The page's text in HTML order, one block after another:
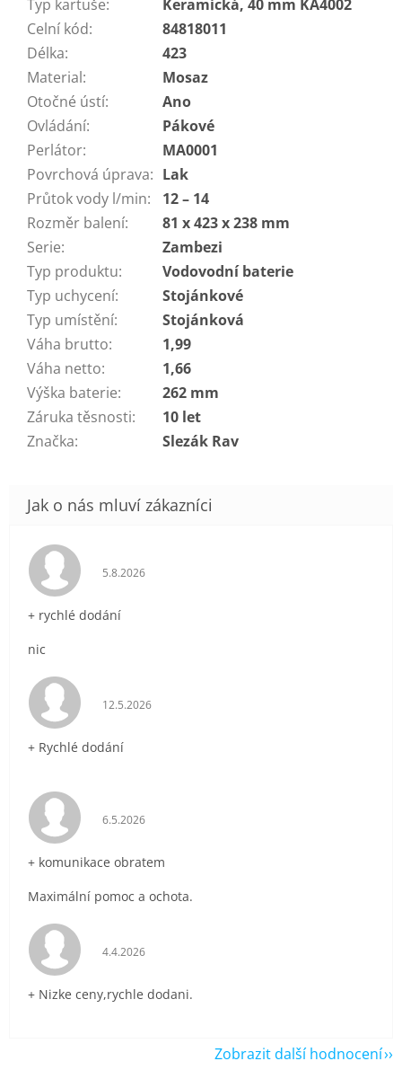
Typ kartuše:
Keramická, 40 mm KA4002
Celní kód:
84818011
Délka:
423
Material:
Mosaz
Otočné ústí:
Ano
Ovládání:
Pákové
Perlátor:
MA0001
Povrchová úprava: Lak
Průtok vody l/min:
12 – 14
Rozměr balení:
81 x 423 x 238 mm
Serie:
Zambezi
Typ produktu:
Vodovodní baterie
Typ uchycení:
Stojánkové
Typ umístění:
Stojánková
Váha brutto:
1,99
Váha netto:
1,66
Výška baterie:
262 mm
Záruka těsnosti:
10 let
Značka: Slezák Rav
Hodnocení obchodu je 5 z 5 hvězdiček.
5.8.2026
+ rychlé dodání
nic
Hodnocení obchodu je 5 z 5 hvězdiček.
12.5.2026
+ Rychlé dodání
Hodnocení obchodu je 5 z 5 hvězdiček.
6.5.2026
+ komunikace obratem
Maximální pomoc a ochota.
Hodnocení obchodu je 5 z 5 hvězdiček.
4.4.2026
+ Nizke ceny,rychle dodani.
Zobrazit další hodnocení